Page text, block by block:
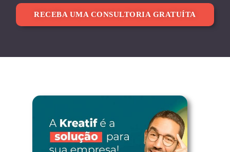
RECEBA UMA CONSULTORIA GRATUÍTA